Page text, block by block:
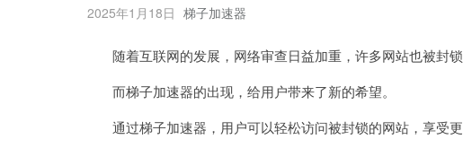
2025年1月18日 梯子加速器
随着互联网的发展，网络审查日益加重，许多网站也被封锁
而梯子加速器的出现，给用户带来了新的希望。
通过梯子加速器，用户可以轻松访问被封锁的网站，享受更